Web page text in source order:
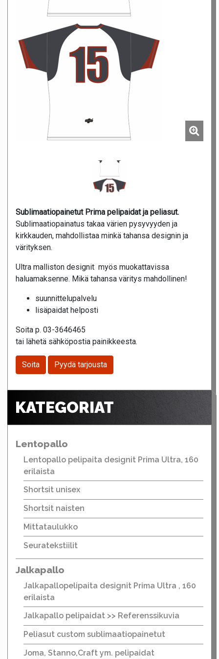
Sublimaatiopainetut Prima pelipaidat ja peliasut.
Sublimaatiopainatus takaa värien pysyvyyden ja
kirkkauden, mahdollistaa minkä tahansa designin ja
värityksen.
Ultra malliston designit myös muokattavissa
haluamaksenne. Mikä tahansa väritys mahdollinen!
suunnittelupalvelu
lisäpaidat helposti
Soita p. 03-3646465
tai lähetä sähköpostia painikkeesta.
Soita Pyydä tarjousta
KATEGORIAT
Lentopallo
Lentopallo pelipaita designit Prima Ultra, 160
erilaista
Shortsit unisex
Shortsit naisten
Mittataulukko
Seuratekstiilit
Jalkapallo
Jalkapallopelipaita designit Prima Ultra , 160
erilaista
Jalkapallo pelipaidat >> Referenssikuvia
Peliasut custom sublimaatiopainetut
Joma, Stanno,Craft ym. pelipaidat